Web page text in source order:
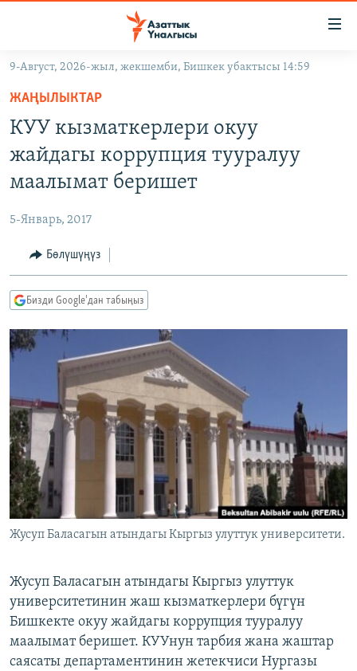
Навигацияга
өтүңүз
Издөөгө
салыңыз
МАДАНИЯТ
ТВ ПРОГРАММАЛАР
БҮГҮН АЗАТТЫКТА
ДАНИСТЕ
ЭЖЕ-СИҢДИЛЕР
АЗАТТЫК+
ЫҢГАЙСЫЗ СУРООЛОР
ПОДКАСТ
Русский
ОНЛАЙН ШЕРИНЕ
ЭЕ/АРнун бардык сайттары
9-Август, 2026-жыл, жекшемби, Бишкек убактысы 14:59
ЖАҢЫЛЫКТАР
КУУ кызматкерлери окуу
жайдагы коррупция тууралуу
маалымат беришет
5-Январь, 2017
Бөлүшүңүз
Бизди Google'дан табыңыз
Жусуп Баласагын атындагы Кыргыз улуттук университети.
Жусуп Баласагын атындагы Кыргыз улуттук
университетинин жаш кызматкерлери бүгүн
Бишкекте окуу жайдагы коррупция тууралуу
маалымат беришет. КУУнун тарбия жана жаштар
саясаты департаментинин жетекчиси Нургазы